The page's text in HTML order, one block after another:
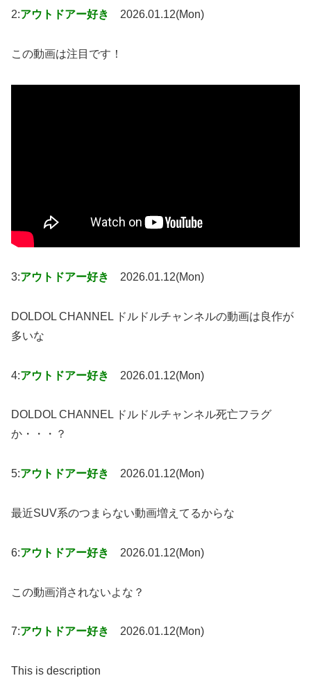
2:アウトドアー好き 2026.01.12(Mon)
この動画は注目です！
3:アウトドアー好き 2026.01.12(Mon)
DOLDOL CHANNEL ドルドルチャンネルの動画は良作が
多いな
4:アウトドアー好き 2026.01.12(Mon)
DOLDOL CHANNEL ドルドルチャンネル死亡フラグ
か・・・？
5:アウトドアー好き 2026.01.12(Mon)
最近SUV系のつまらない動画増えてるからな
6:アウトドアー好き 2026.01.12(Mon)
この動画消されないよな？
7:アウトドアー好き 2026.01.12(Mon)
This is description